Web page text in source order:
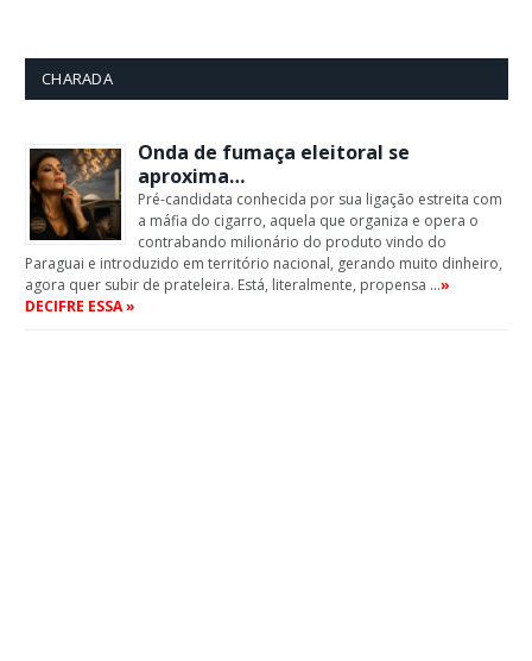
CHARADA
Onda de fumaça eleitoral se
aproxima…
Pré-candidata conhecida por sua ligação estreita com
a máfia do cigarro, aquela que organiza e opera o
contrabando milionário do produto vindo do
Paraguai e introduzido em território nacional, gerando muito dinheiro,
agora quer subir de prateleira. Está, literalmente, propensa …»
DECIFRE ESSA »